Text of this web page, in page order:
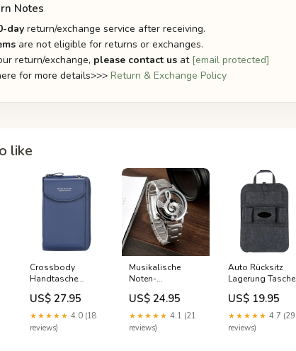
Notes
day return/exchange service after receiving.
are not eligible for returns or exchanges.
return/exchange, please contact us at [email protected]
for more details>>> Return & Exchange Policy
like
Crossbody
Handtasche
Women's Fashion
US$ 27.95
★★★★★ 4.0 (18
reviews)
Musikalische
Noten-
Armbanduhr
Fashion for
Women
US$ 24.95
★★★★★ 4.1 (21
reviews)
Auto Rücksitz
Lagerung Tasche
Organizer Totes
US$ 19.95
★★★★★ 4.7 (29
reviews)